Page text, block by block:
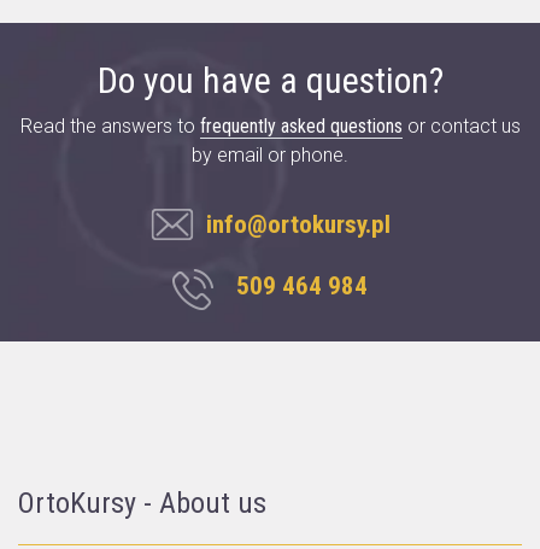
Do you have a question?
Read the answers to frequently asked questions or contact us
by email or phone.
info@ortokursy.pl
509 464 984
OrtoKursy - About us